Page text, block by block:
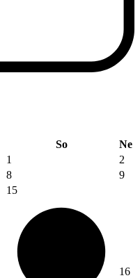
So
Ne
1
2
8 9
15
16